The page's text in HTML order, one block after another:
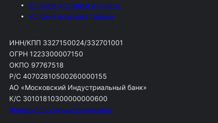
Условия доставки и оплаты
Условия возврата товара
ИНН/КПП 3327150024/332701001
ОГРН 1223300007150
ОКПО 97767518
Р/С 40702810500260000155
АО «Московский Индустриальный банк»
К/С 30101810300000000600
Железнодорожные реквизиты